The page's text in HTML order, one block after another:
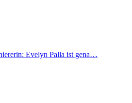
Evelyn Palla ist gena…